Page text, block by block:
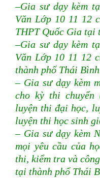
–Gia sư dạy kèm
Văn Lớp 10 11 12
THPT Quốc Gia tại
–Gia sư dạy kèm
Văn Lớp 10 11 12
thành phố Thái Bình
– Gia sư dạy kèm
cho kỳ thi chuyển
luyện thi đại học,
luyện thi học sinh
– Gia sư dạy kèm
mọi yêu cầu của
thi, kiểm tra và
tại thành phố Thái